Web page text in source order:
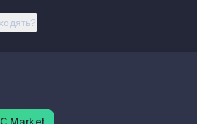
керамічних електроізоляторів та
арматури
інших керамічних виробів
вапна та гіпсових сумішей